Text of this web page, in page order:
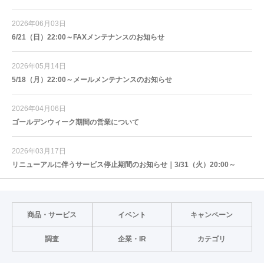
2026年06月03日
6/21（日）22:00～FAXメンテナンスのお知らせ
2026年05月14日
5/18（月）22:00～メールメンテナンスのお知らせ
2026年04月06日
ゴールデンウィーク期間の営業について
2026年03月17日
リニューアルに伴うサービス停止期間のお知らせ｜3/31（火）20:00～
商品・サービス イベント キャンペーン
調査 企業・IR カテゴリ